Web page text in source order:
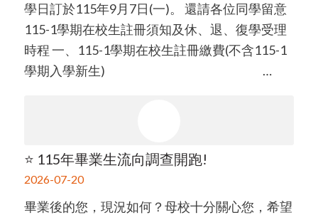
學日訂於115年9月7日(一)。 還請各位同學留意
115-1學期在校生註冊須知及休、退、復學受理
時程 一、115-1學期在校生註冊繳費(不含115-1
學期入學新生) …
⭐ 115年畢業生流向調查開跑!
2026-07-20
畢業後的您，現況如何？母校十分關心您，希望